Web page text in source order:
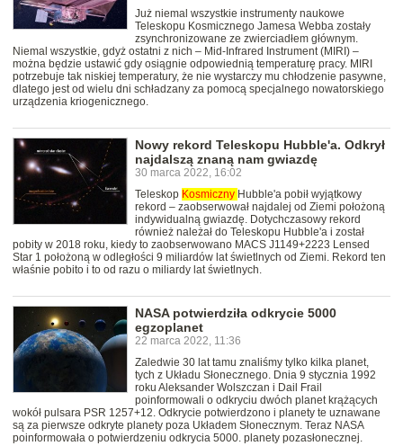
Już niemal wszystkie instrumenty naukowe
Teleskopu Kosmicznego Jamesa Webba zostały
zsynchronizowane ze zwierciadłem głównym.
Niemal wszystkie, gdyż ostatni z nich – Mid-Infrared Instrument (MIRI) –
można będzie ustawić gdy osiągnie odpowiednią temperaturę pracy. MIRI
potrzebuje tak niskiej temperatury, że nie wystarczy mu chłodzenie pasywne,
dlatego jest od wielu dni schładzany za pomocą specjalnego nowatorskiego
urządzenia kriogenicznego.
Nowy rekord Teleskopu Hubble'a. Odkrył
najdalszą znaną nam gwiazdę
30 marca 2022, 16:02
Teleskop Kosmiczny Hubble'a pobił wyjątkowy
rekord – zaobserwował najdalej od Ziemi położoną
indywidualną gwiazdę. Dotychczasowy rekord
również należał do Teleskopu Hubble'a i został
pobity w 2018 roku, kiedy to zaobserwowano MACS J1149+2223 Lensed
Star 1 położoną w odległości 9 miliardów lat świetlnych od Ziemi. Rekord ten
właśnie pobito i to od razu o miliardy lat świetlnych.
NASA potwierdziła odkrycie 5000
egzoplanet
22 marca 2022, 11:36
Zaledwie 30 lat tamu znaliśmy tylko kilka planet,
tych z Układu Słonecznego. Dnia 9 stycznia 1992
roku Aleksander Wolszczan i Dail Frail
poinformowali o odkryciu dwóch planet krążących
wokół pulsara PSR 1257+12. Odkrycie potwierdzono i planety te uznawane
są za pierwsze odkryte planety poza Układem Słonecznym. Teraz NASA
poinformowała o potwierdzeniu odkrycia 5000. planety pozasłonecznej.